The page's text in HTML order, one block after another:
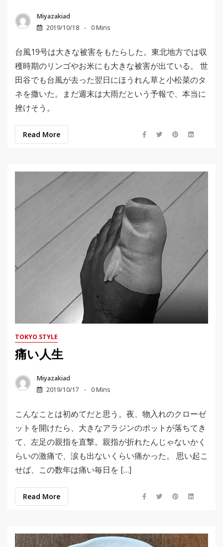
Miyazakiad
2019/10/18
0 Mins
台風19号は大きな被害をもたらした。東北地方では収
穫時期のリンゴやお米にも大きな被害が出ている。 世
田谷でも台風が去った翌日にほうれん草と小松菜のタ
ネを撒いた。まだ週末は大雨だという予報で、本当に
挫けそう。
Read More
TOKYO STYLE
痛い人生
Miyazakiad
2019/10/17
0 Mins
こんなことは初めてだと思う。夜、物入れのクローゼ
ットを開けたら、大きなアラジンのポットが落ちてき
て、左足の親指を直撃。親指が折れたんじゃないかく
らいの激痛で、涙も出ないくらい痛かった。 思い起こ
せば、この数年は痛い毎日を […]
Read More